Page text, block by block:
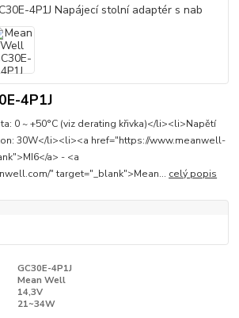
4P1J
0 ~ +50°C (viz derating křivka)</li><li>Napětí
30W</li><li><a href="https://www.meanwell-
a> - <a
" target="_blank">Mean... celý popis
GC30E-4P1J
Mean Well
14,3V
21~34W